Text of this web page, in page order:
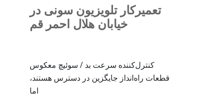
تعمیرکار تلویزیون سونی در
خیابان هلال احمر قم
کنترل‌کننده سرعت بد / سوئیچ معکوس
قطعات راه‌انداز جایگزین در دسترس هستند،
اما